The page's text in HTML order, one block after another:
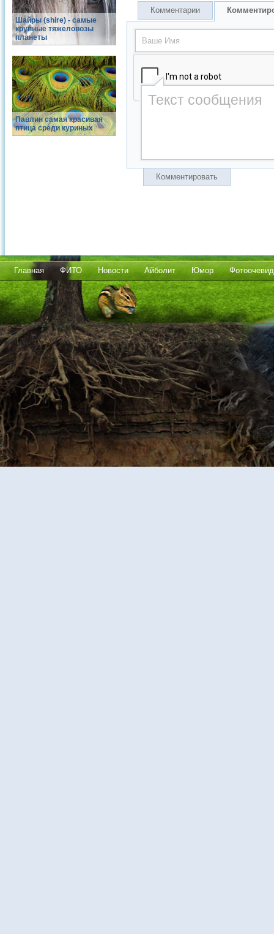
Шайры (shire) - самые
крупные тяжеловозы
планеты
Павлин самая красивая
птица среди куриных
Комментарии
Комментировать
Главная ФИТО Новости Айболит Юмор